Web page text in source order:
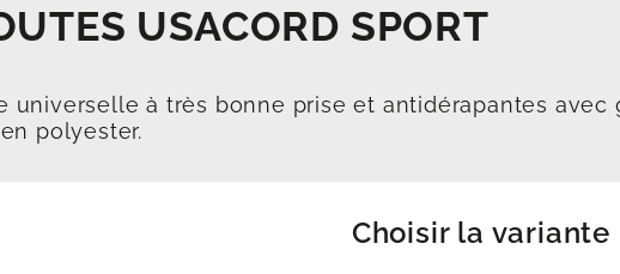
USACORD SPORT
universelle à très bonne prise et antidérapantes avec
polyester.
Choisir la variante